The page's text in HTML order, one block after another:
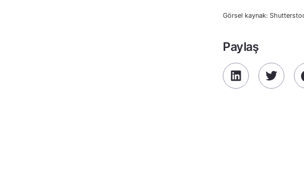
Görsel kaynak:
Paylaş